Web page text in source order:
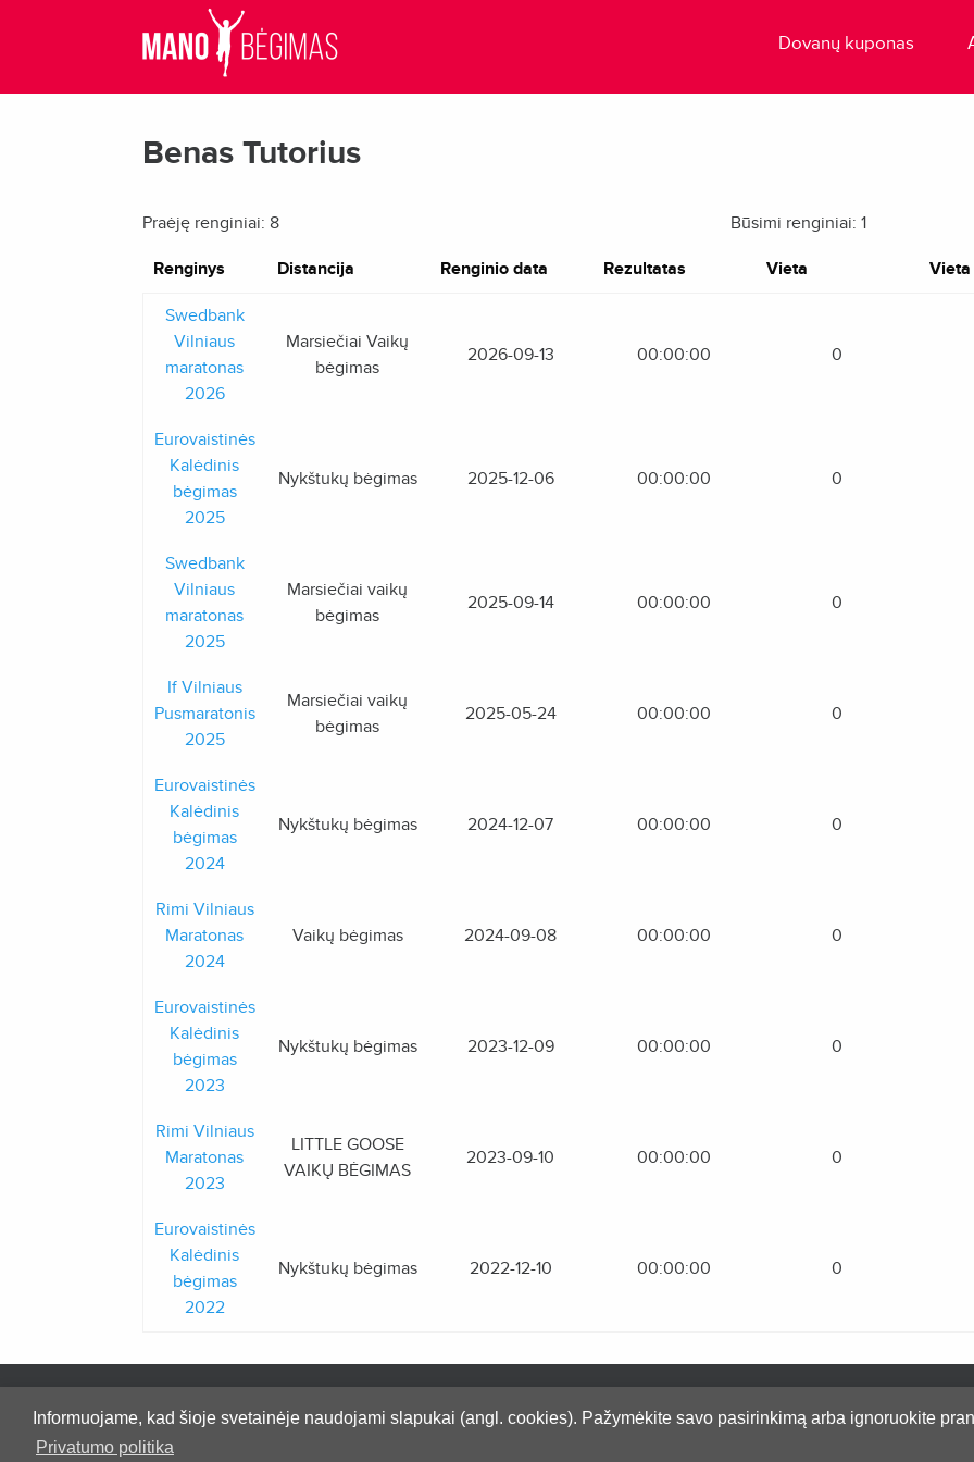
Informuojame, kad šioje svetainėje naudojami slapukai (angl. cookies). Pažymėkite savo pasirinkimą arba ignoruokite
Privatumo politika
Dovanų kuponas
Benas Tutorius
Praėję renginiai: 8 Būsimi renginiai: 1
Renginys Distancija Renginio data Rezultatas Vieta
Swedbank
Vilniaus
maratonas
2026
Marsiečiai Vaikų
bėgimas
2026-09-13 00:00:00 0
Eurovaistinės
Kalėdinis
bėgimas
2025
Nykštukų bėgimas 2025-12-06 00:00:00 0
Swedbank
Vilniaus
maratonas
2025
Marsiečiai vaikų
bėgimas
2025-09-14 00:00:00 0
If Vilniaus
Pusmaratonis
2025
Marsiečiai vaikų
bėgimas
2025-05-24 00:00:00 0
Eurovaistinės
Kalėdinis
bėgimas
2024
Nykštukų bėgimas 2024-12-07 00:00:00 0
Rimi Vilniaus
Maratonas
2024
Vaikų bėgimas 2024-09-08 00:00:00 0
Eurovaistinės
Kalėdinis
bėgimas
2023
Nykštukų bėgimas 2023-12-09 00:00:00 0
Rimi Vilniaus
Maratonas
2023
LITTLE GOOSE
VAIKŲ BĖGIMAS
2023-09-10 00:00:00 0
Eurovaistinės
Kalėdinis
bėgimas
2022
Nykštukų bėgimas 2022-12-10 00:00:00 0
Pradžia
Privatumo taisyklės
Pirkimo taisyklės ir sąlygos